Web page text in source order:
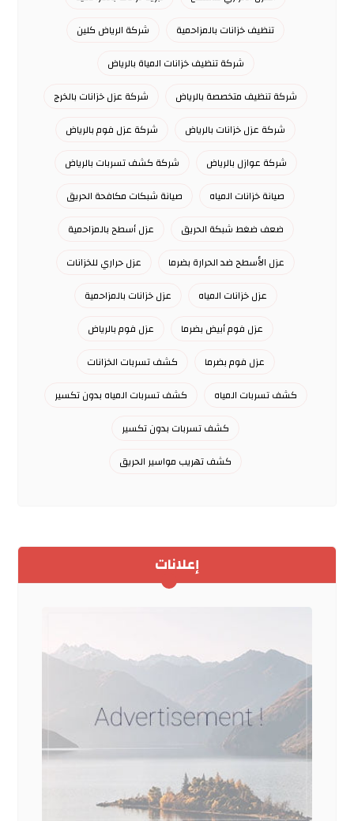
تنظيف خزانات بالمزاحمية
شركة الرياض كلين
شركة تنظيف خزانات المياة بالرياض
شركة تنظيف متخصصة بالرياض
شركة عزل خزانات بالخرج
شركة عزل خزانات بالرياض
شركة عزل فوم بالرياض
شركة عوازل بالرياض
شركة كشف تسربات بالرياض
صيانة خزانات المياه
صيانة شبكات مكافحة الحريق
ضعف ضغط شبكة الحريق
عزل أسطح بالمزاحمية
عزل الأسطح ضد الحرارة بضرما
عزل حراري للخزانات
عزل خزانات المياه
عزل خزانات بالمزاحمية
عزل فوم أبيض بضرما
عزل فوم بالرياض
عزل فوم بضرما
كشف تسربات الخزانات
كشف تسربات المياه
كشف تسربات المياه بدون تكسير
كشف تسربات بدون تكسير
كشف تهريب مواسير الحريق
إعلانات